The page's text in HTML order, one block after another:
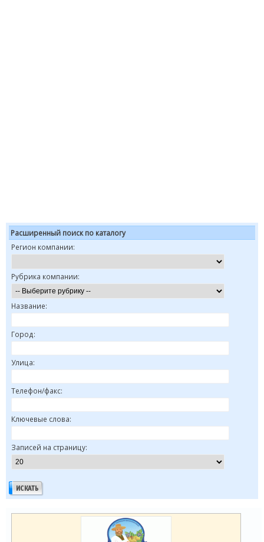
Расширенный поиск по каталогу
Регион компании:
Рубрика компании:
Название:
Город:
Улица:
Телефон/факс:
Ключевые слова:
Записей на страницу: